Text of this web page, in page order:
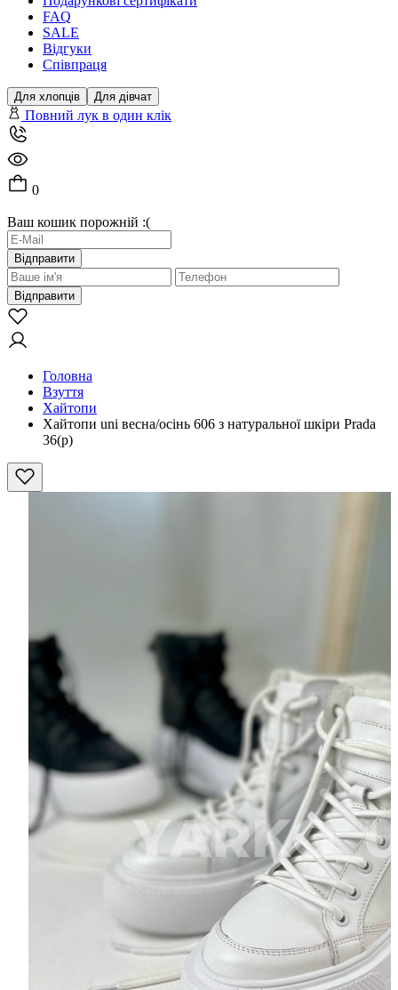
FAQ
SALE
Відгуки
Співпраця
Для хлопців Для дівчат
Повний лук в один клік
0
Ваш кошик порожній :(
Відправити
Відправити
Головна
Взуття
Хайтопи
Хайтопи uni весна/осінь 606 з натуральної шкіри Prada
36(р)